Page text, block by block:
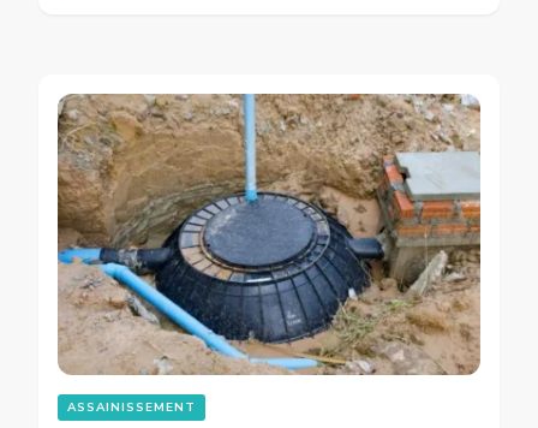
ASSAINISSEMENT